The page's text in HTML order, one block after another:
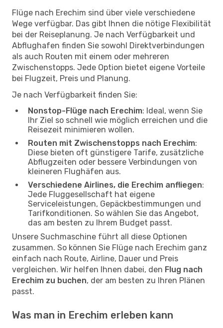
Flüge nach Erechim sind über viele verschiedene
Wege verfügbar. Das gibt Ihnen die nötige Flexibilität
bei der Reiseplanung. Je nach Verfügbarkeit und
Abflughafen finden Sie sowohl Direktverbindungen
als auch Routen mit einem oder mehreren
Zwischenstopps. Jede Option bietet eigene Vorteile
bei Flugzeit, Preis und Planung.
Je nach Verfügbarkeit finden Sie:
Nonstop-Flüge nach Erechim: Ideal, wenn Sie
Ihr Ziel so schnell wie möglich erreichen und die
Reisezeit minimieren wollen.
Routen mit Zwischenstopps nach Erechim:
Diese bieten oft günstigere Tarife, zusätzliche
Abflugzeiten oder bessere Verbindungen von
kleineren Flughäfen aus.
Verschiedene Airlines, die Erechim anfliegen:
Jede Fluggesellschaft hat eigene
Serviceleistungen, Gepäckbestimmungen und
Tarifkonditionen. So wählen Sie das Angebot,
das am besten zu Ihrem Budget passt.
Unsere Suchmaschine führt all diese Optionen
zusammen. So können Sie Flüge nach Erechim ganz
einfach nach Route, Airline, Dauer und Preis
vergleichen. Wir helfen Ihnen dabei, den Flug nach
Erechim zu buchen, der am besten zu Ihren Plänen
passt.
Was man in Erechim erleben kann